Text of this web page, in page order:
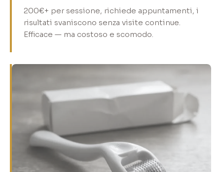
200€+ per sessione, richiede appuntamenti, i
risultati svaniscono senza visite continue.
Efficace — ma costoso e scomodo.